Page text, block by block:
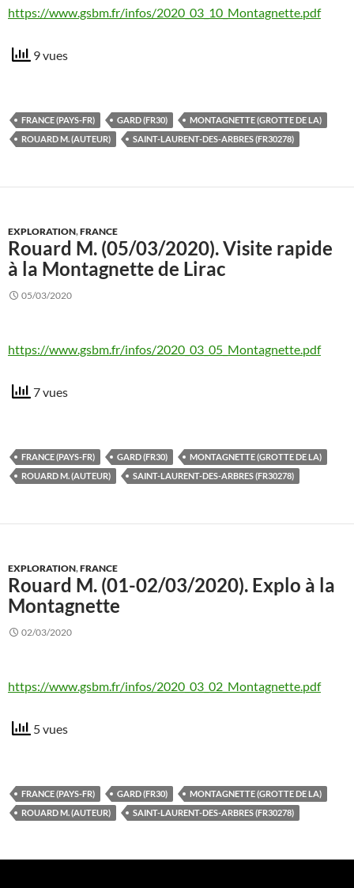
https://www.gsbm.fr/infos/2020_03_10_Montagnette.pdf
9 vues
FRANCE (PAYS-FR) GARD (FR30)
MONTAGNETTE (GROTTE DE LA)
ROUARD M. (AUTEUR)
SAINT-LAURENT-DES-ARBRES (FR30278)
EXPLORATION,FRANCE
Rouard M. (05/03/2020). Visite rapide
à la Montagnette de Lirac
05/03/2020
https://www.gsbm.fr/infos/2020_03_05_Montagnette.pdf
7 vues
FRANCE (PAYS-FR) GARD (FR30)
MONTAGNETTE (GROTTE DE LA)
ROUARD M. (AUTEUR)
SAINT-LAURENT-DES-ARBRES (FR30278)
EXPLORATION,FRANCE
Rouard M. (01-02/03/2020). Explo à la
Montagnette
02/03/2020
https://www.gsbm.fr/infos/2020_03_02_Montagnette.pdf
5 vues
FRANCE (PAYS-FR) GARD (FR30)
MONTAGNETTE (GROTTE DE LA)
ROUARD M. (AUTEUR)
SAINT-LAURENT-DES-ARBRES (FR30278)